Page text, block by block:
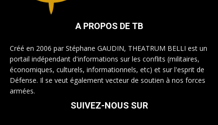
A PROPOS DE TB
Créé en 2006 par Stéphane GAUDIN, THEATRUM BELLI est un
portail indépendant d'informations sur les conflits (militaires,
économiques, culturels, informationnels, etc) et sur l'esprit de
Défense. Il se veut également vecteur de soutien à nos forces
armées.
SUIVEZ-NOUS SUR